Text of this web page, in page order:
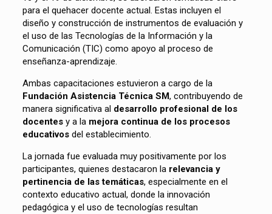
para el quehacer docente actual. Estas incluyen el
diseño y construcción de instrumentos de evaluación y
el uso de las Tecnologías de la Información y la
Comunicación (TIC) como apoyo al proceso de
enseñanza-aprendizaje.
Ambas capacitaciones estuvieron a cargo de la
Fundación Asistencia Técnica SM, contribuyendo de
manera significativa al desarrollo profesional de los
docentesy a la mejora continua de los procesos
educativosdel establecimiento.
La jornada fue evaluada muy positivamente por los
participantes, quienes destacaron la relevancia y
pertinencia de las temáticas, especialmente en el
contexto educativo actual, donde la innovación
pedagógica y el uso de tecnologías resultan